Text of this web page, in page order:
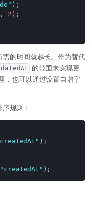
) ;
, 2 ) ;
需的时间就越长。作为替代
的范围来实现更
，也可以通过设置自增字
规则：
) ;
"createdAt" ) ;